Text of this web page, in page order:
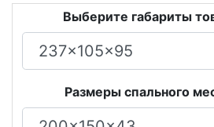
Выберите габариты
Размеры спального